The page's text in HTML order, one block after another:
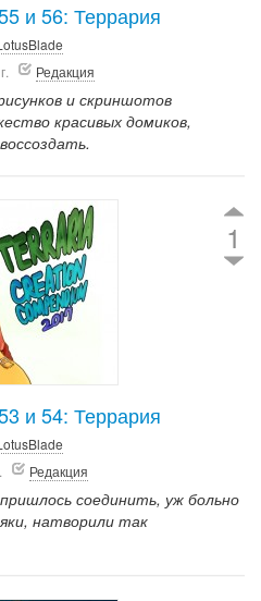
и 56: Террария
Редакция
и скриншотов
красивых домиков,
1
и 54: Террария
Редакция
соединить, уж больно
натворили так